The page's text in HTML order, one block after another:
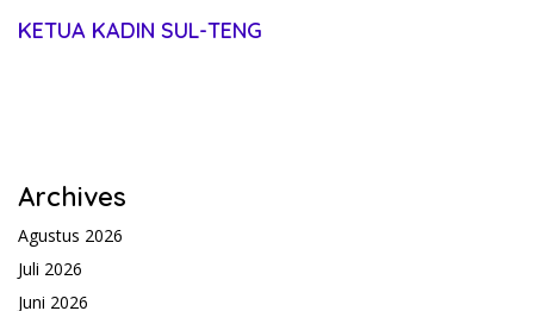
KETUA KADIN SUL-TENG
Archives
Agustus 2026
Juli 2026
Juni 2026